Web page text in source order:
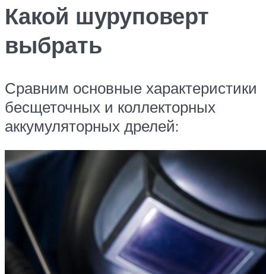
Какой шуруповерт
выбрать
Сравним основные характеристики
бесщеточных и коллекторных
аккумуляторных дрелей: